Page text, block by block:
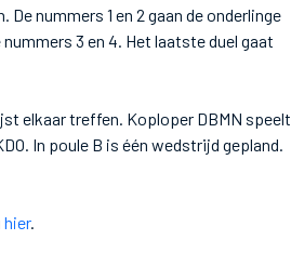
nummers 1 en 2 gaan de onderlinge
3 en 4. Het laatste duel gaat
elkaar treffen. Koploper DBMN speelt
In poule B is één wedstrijd gepland.
hier.